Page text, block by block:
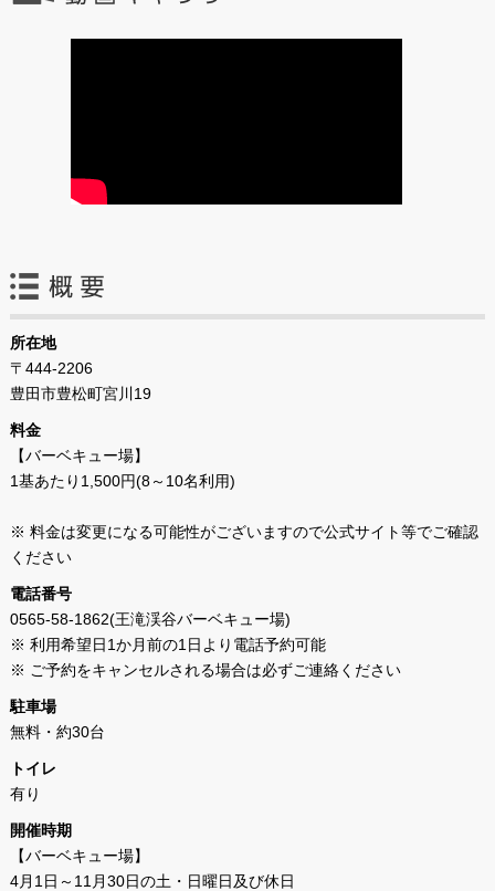
所在地
〒444-2206
豊田市豊松町宮川19
料金
【バーベキュー場】
1基あたり1,500円(8～10名利用)
※ 料金は変更になる可能性がございますので公式サイト等でご確認
ください
電話番号
0565-58-1862(王滝渓谷バーベキュー場)
※ 利用希望日1か月前の1日より電話予約可能
※ ご予約をキャンセルされる場合は必ずご連絡ください
駐車場
無料・約30台
トイレ
有り
開催時期
【バーベキュー場】
4月1日～11月30日の土・日曜日及び休日